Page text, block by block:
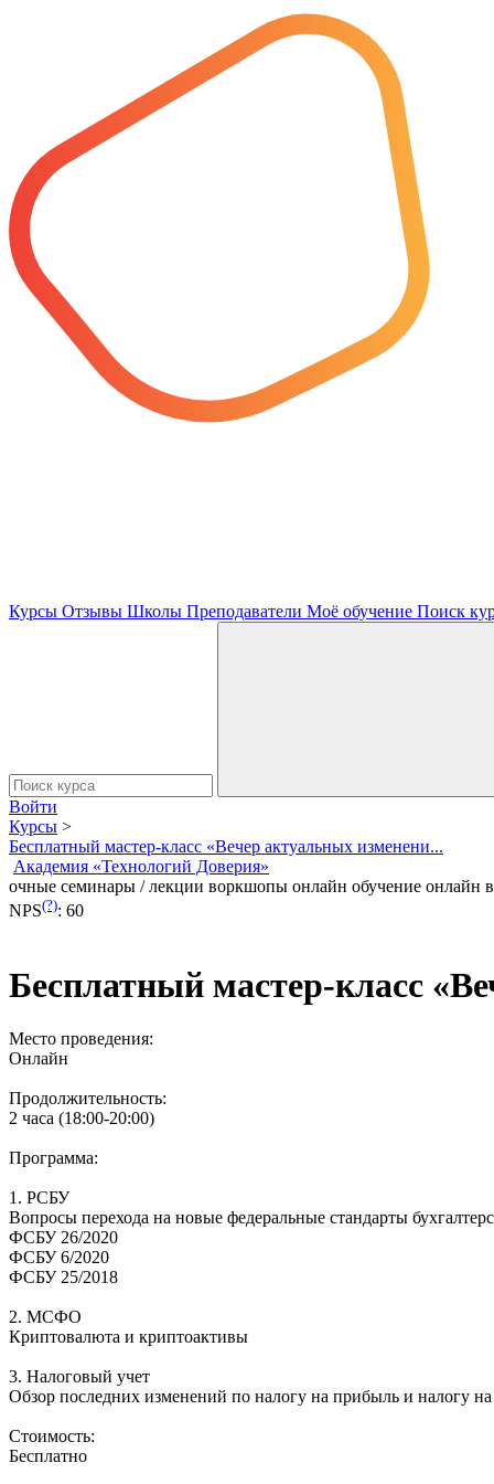
Курсы Отзывы Школы Преподаватели Моё обучение Поиск
Войти
Курсы >
Бесплатный мастер-класс «Вечер актуальных изменени...
Академия «Технологий Доверия»
очные семинары / лекции воркшопы онлайн обучение онлайн
NPS(?): 60
Бесплатный мастер-класс
Место проведения:
Онлайн
Продолжительность:
2 часа (18:00-20:00)
Программа:
1. РСБУ
Вопросы перехода на новые федеральные стандарты
ФСБУ 26/2020
ФСБУ 6/2020
ФСБУ 25/2018
2. МСФО
Криптовалюта и криптоактивы
3. Налоговый учет
Обзор последних изменений по налогу на прибыль и налогу
Стоимость:
Бесплатно